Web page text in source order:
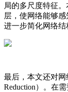
局的多尺度特征
层，使网络能够
进一步简化网络结
最后，本文还对网
Reduction）。在